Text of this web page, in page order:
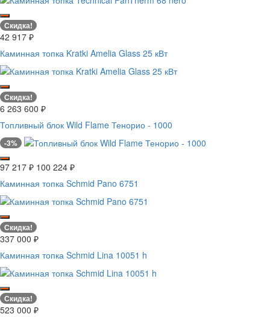
Скидка!
42 917 ₽
Каминная топка Kratki Amelia Glass 25 кВт
Скидка!
6 263 600 ₽
Топливный блок Wild Flame Тенорио - 1000
-3%
97 217 ₽ 100 224 ₽
Каминная топка Schmid Pano 6751
Скидка!
337 000 ₽
Каминная топка Schmid Lina 10051 h
Скидка!
523 000 ₽